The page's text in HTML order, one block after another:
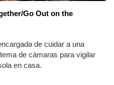
Go Out on the
de cuidar a una
de cámaras para vigilar
en casa.